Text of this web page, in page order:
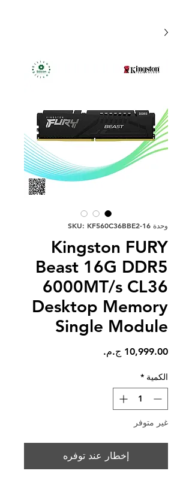
وحدة SKU: KF560C36BBE2-16
Kingston FURY
Beast 16G DDR5
6000MT/s CL36
Desktop Memory
Single Module
الكمية *
غير متوفر
إخطار عند توفره